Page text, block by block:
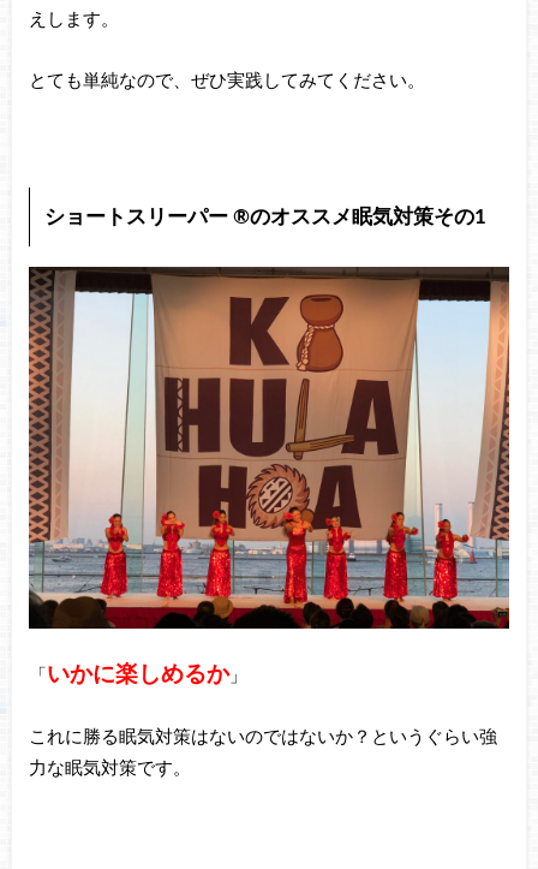
えします。
とても単純なので、ぜひ実践してみてください。
ショートスリーパー ®のオススメ眠気対策その1
「 いかに楽しめるか」
これに勝る眠気対策はないのではないか？というぐらい強
力な眠気対策です。